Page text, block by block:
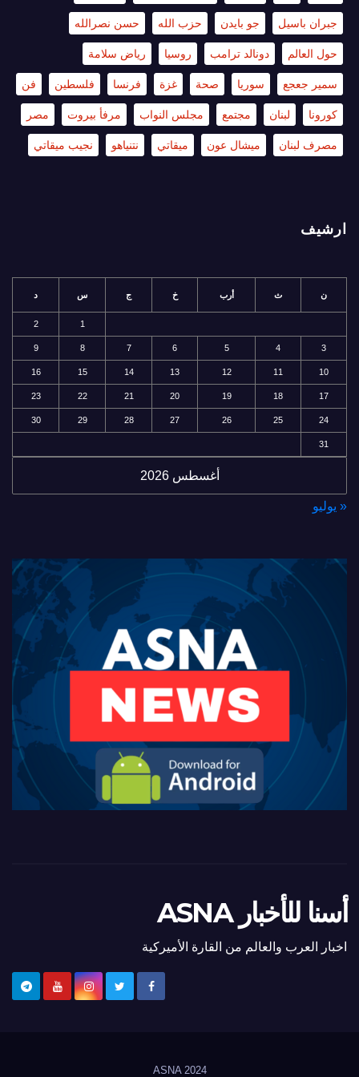
جبران باسيل جو بايدن حزب الله حسن نصرالله
حول العالم دونالد ترامب روسيا رياض سلامة
سمير جعجع سوريا صحة غزة فرنسا فلسطين فن
كورونا لبنان مجتمع مجلس النواب مرفأ بيروت مصر
مصرف لبنان ميشال عون ميقاتي نتنياهو نجيب ميقاتي
ارشيف
أغسطس 2026
ن ث أرب خ ج س د
1
2
3
4
5
6
7
8
9
10
11
12
13
14
15
16
17
18
19
20
21
22
23
24
25
26
27
28
29
30
31
« يوليو
أسنا للأخبار ASNA
اخبار العرب والعالم من القارة الأميركية
ASNA 2024